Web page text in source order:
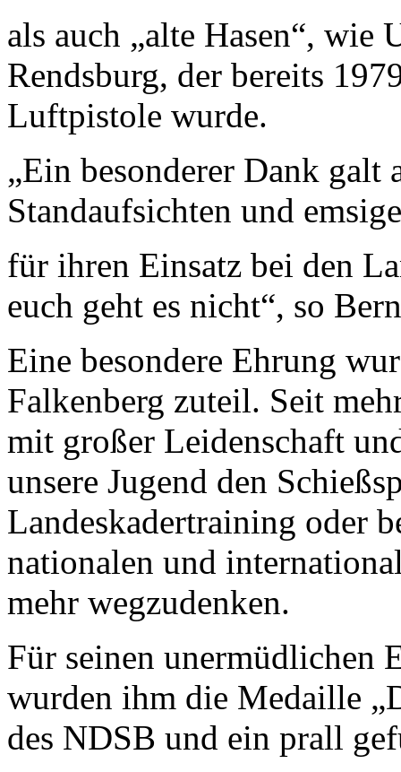
als auch „alte Hasen“, wie
Rendsburg, der bereits
Luftpistole wurde.
„Ein besonderer Dank
Standaufsichten und
für ihren Einsatz bei den
euch geht es nicht“, so
Eine besondere Ehrung
Falkenberg zuteil. Seit
mit großer Leidenschaft
unsere Jugend den
Landeskadertraining oder
nationalen und
mehr wegzudenken.
Für seinen unermüdlichen
wurden ihm die Medaille
des NDSB und ein prall